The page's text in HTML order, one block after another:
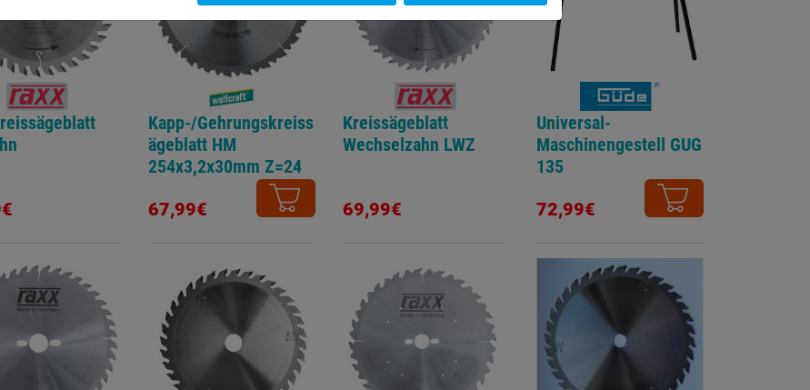
Kapp-/Gehrungskreiss
ägeblatt HM
254x3,2x30mm Z=24
67,99€
Kreissägeblatt
Wechselzahn LWZ
69,99€
Universal-
Maschinengestell GUG
135
72,99€